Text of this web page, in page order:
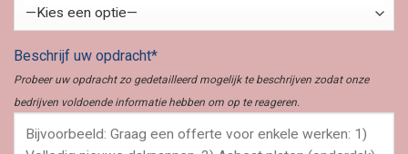
Beschrijf uw opdracht*
Probeer uw opdracht zo gedetailleerd mogelijk te beschrijven zodat onze
bedrijven voldoende informatie hebben om op te reageren.